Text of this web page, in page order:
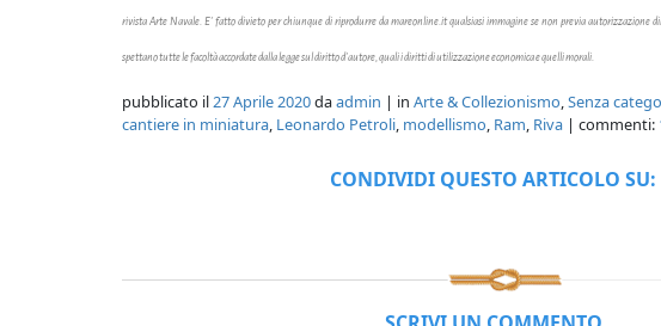
rivista Arte Navale. E' fatto divieto per chiunque di riprodurre da mareonline.it qualsiasi immagine se non previa autorizzazione
spettano tutte le facoltà accordate dalla legge sul diritto d'autore, quali i diritti di utilizzazione economica e quelli morali.
pubblicato il27 Aprile 2020daadmin | in Arte & Collezionismo,Senza
cantiere in miniatura, Leonardo Petroli, modellismo, Ram, Riva | commenti:
CONDIVIDI QUESTO ARTICOLO SU: